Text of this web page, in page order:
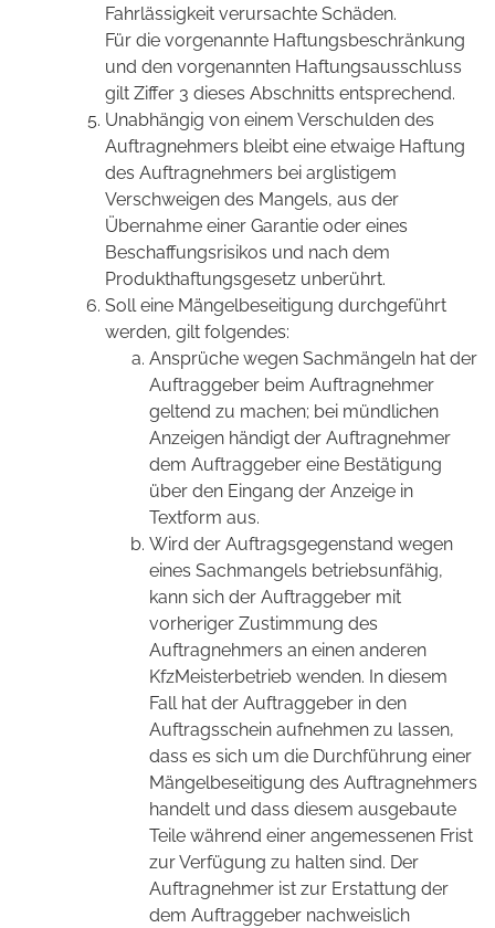
Fahrlässigkeit verursachte Schäden.
Für die vorgenannte Haftungsbeschränkung
und den vorgenannten Haftungsausschluss
gilt Ziffer 3 dieses Abschnitts entsprechend.
Unabhängig von einem Verschulden des
Auftragnehmers bleibt eine etwaige Haftung
des Auftragnehmers bei arglistigem
Verschweigen des Mangels, aus der
Übernahme einer Garantie oder eines
Beschaffungsrisikos und nach dem
Produkthaftungsgesetz unberührt.
Soll eine Mängelbeseitigung durchgeführt
werden, gilt folgendes:
Ansprüche wegen Sachmängeln hat der
Auftraggeber beim Auftragnehmer
geltend zu machen; bei mündlichen
Anzeigen händigt der Auftragnehmer
dem Auftraggeber eine Bestätigung
über den Eingang der Anzeige in
Textform aus.
Wird der Auftragsgegenstand wegen
eines Sachmangels betriebsunfähig,
kann sich der Auftraggeber mit
vorheriger Zustimmung des
Auftragnehmers an einen anderen
KfzMeisterbetrieb wenden. In diesem
Fall hat der Auftraggeber in den
Auftragsschein aufnehmen zu lassen,
dass es sich um die Durchführung einer
Mängelbeseitigung des Auftragnehmers
handelt und dass diesem ausgebaute
Teile während einer angemessenen Frist
zur Verfügung zu halten sind. Der
Auftragnehmer ist zur Erstattung der
dem Auftraggeber nachweislich